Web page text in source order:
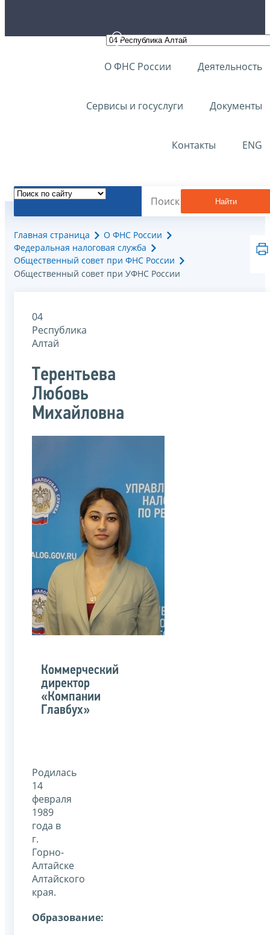
О ФНС России Деятельность
Сервисы и госуслуги Документы
Контакты ENG
Найти
Главная страница
О ФНС России
Федеральная налоговая служба
Общественный совет при ФНС России
Общественный совет при УФНС России
04
Республика
Алтай
Терентьева
Любовь
Михайловна
Коммерческий
директор
«Компании
Главбух»
Родилась
14
февраля
1989
года в
г.
Горно-
Алтайске
Алтайского
края.
Образование: